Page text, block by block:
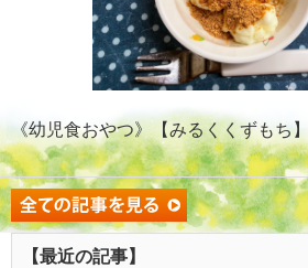
《幼児食おやつ》【みるくくずもち】
【最近の記事】